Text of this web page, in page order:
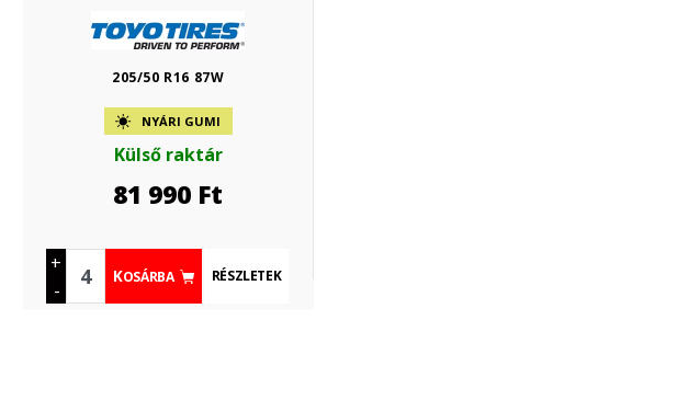
205/50 R16 87W
NYÁRI GUMI
Külső raktár
81 990 Ft
+
-
KOSÁRBA RÉSZLETEK